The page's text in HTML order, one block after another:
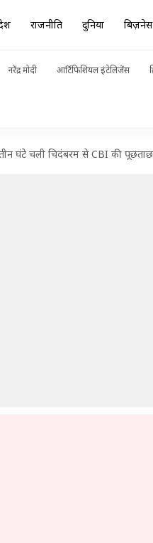
राजनीति दुनिया बिज़नेस
नरेंद्र मोदी आर्टिफिशियल इंटेलिजेंस
घंटे चली चिदंबरम से CBI की